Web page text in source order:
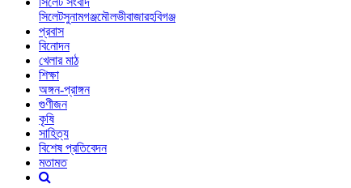
সিলেটসুনামগঞ্জমৌলভীবাজারহবিগঞ্জ
প্রবাস
বিনোদন
খেলার মাঠ
শিক্ষা
অঙ্গন-প্রাঙ্গন
গুণীজন
কৃষি
সাহিত্য
বিশেষ প্রতিবেদন
মতামত